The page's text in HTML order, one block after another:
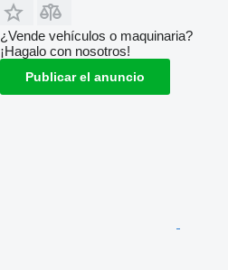
¿Vende vehículos o maquinaria?
¡Hagalo con nosotros!
Publicar el anuncio